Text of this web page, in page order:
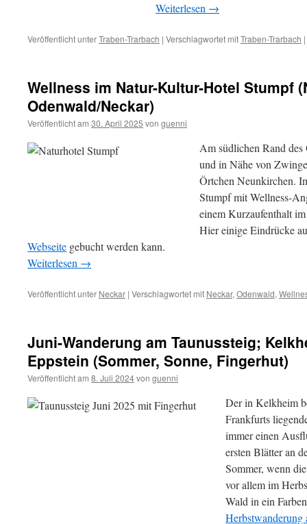
Weiterlesen →
Veröffentlicht unterTraben-Trarbach | Verschlagwortet mitTraben-Trarbach |
Wellness im Natur-Kultur-Hotel Stumpf
Odenwald/Neckar)
Veröffentlicht am 30. April 2025 von guenni
Am südlichen Rand
und in Nähe von
Örtchen Neunkirchen.
Stumpf mit Wellness-
einem Kurzaufenthalt
Hier einige Eindrücke
Webseite gebucht werden kann.
Weiterlesen →
Veröffentlicht unter Neckar | Verschlagwortet mit Neckar, Odenwald,
Juni-Wanderung am Taunussteig;
Eppstein (Sommer, Sonne, Fingerhut)
Veröffentlicht am 8. Juli 2024von guenni
Der in Kelkheim
Frankfurts
immer einen
ersten Blätter an
Sommer, wenn
vor allem im
Wald in ein
Herbstwanderung